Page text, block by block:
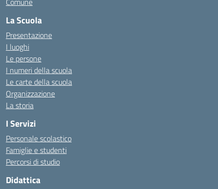
La Scuola
Presentazione
I luoghi
Le persone
I numeri della scuola
Le carte della scuola
Organizzazione
La storia
I Servizi
Personale scolastico
Famiglie e studenti
Percorsi di studio
Didattica